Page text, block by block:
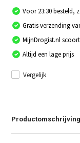
Voor 23:30 besteld,
Gratis verzending
MijnDrogist.nl
Altijd een lage prijs
Vergelijk
Productomschrijving